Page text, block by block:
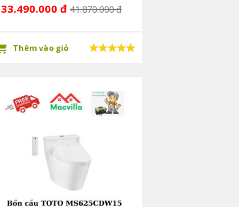
HÃNG GIÁ RẺ
33.490.000 đ 41.870.000 đ
Thêm vào giỏ